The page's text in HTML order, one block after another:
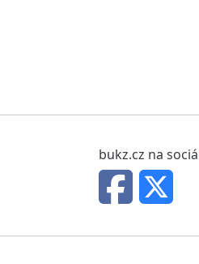
bukz.cz na